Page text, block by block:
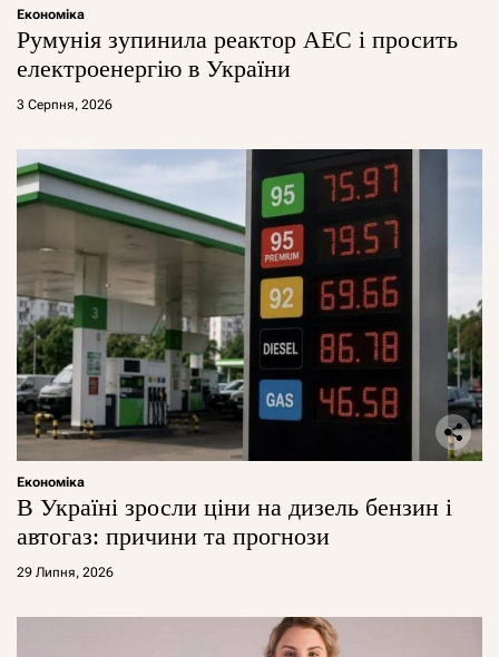
Економіка
Румунія зупинила реактор АЕС і просить
електроенергію в України
3 Серпня, 2026
Економіка
В Україні зросли ціни на дизель бензин і
автогаз: причини та прогнози
29 Липня, 2026